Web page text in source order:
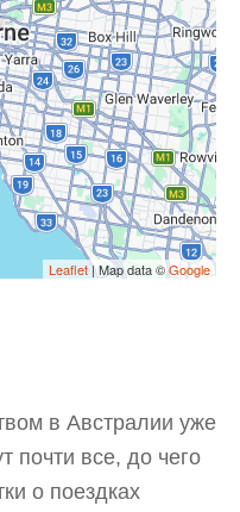
Leaflet | Map data ©Google
в Австралии уже
почти все, до чего
о поездках